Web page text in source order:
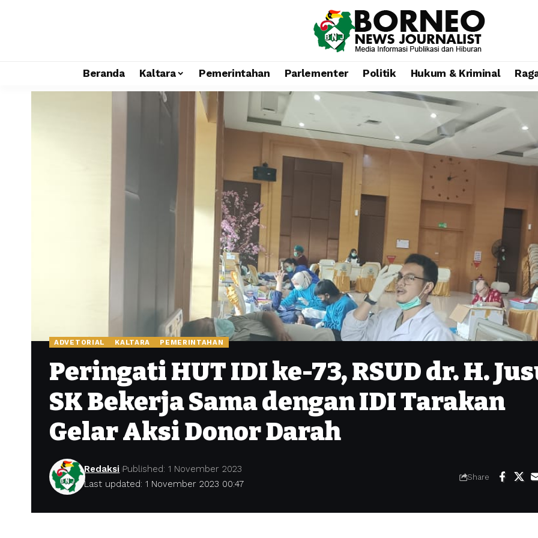
Beranda Kaltara Pemerintahan Parlementer Politik Hukum & Kriminal
ADVETORIAL KALTARA PEMERINTAHAN
Peringati HUT IDI ke-73, RSUD dr. H.
SK Bekerja Sama dengan IDI Tarakan
Gelar Aksi Donor Darah
Last updated: 1 November 2023 00:47
Redaksi Published: 1 November 2023
Share